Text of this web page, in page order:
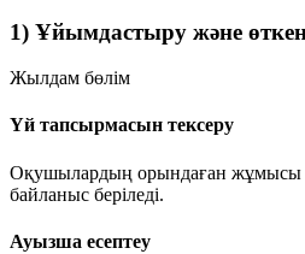
1) Ұйымдастыру және
Жылдам бөлім
Үй тапсырмасын тексеру
Оқушылардың орындаған жұмысы
байланыс беріледі.
Ауызша есептеу